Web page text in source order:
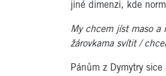
jiné dimenzi, kde
My chcem jíst maso a
žárovkama svítit /
Pánům z Dymytry